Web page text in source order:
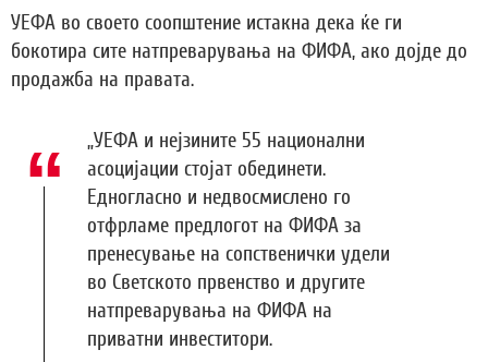
УЕФА во своето соопштение истакна дека ќе ги
бокотира сите натпреварувања на ФИФА, ако дојде до
продажба на правата.
„УЕФА и нејзините 55 национални
асоцијации стојат обединети.
Едногласно и недвосмислено го
отфрламе предлогот на ФИФА за
пренесување на сопственички удели
во Светското првенство и другите
натпреварувања на ФИФА на
приватни инвеститори.